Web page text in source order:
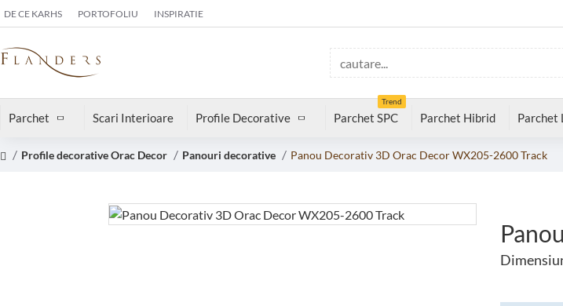
DE CE KARHS PORTOFOLIU INSPIRATIE
Parchet Scari Interioare Profile Decorative Parchet SPC
Trend
Parchet Hibrid Parchet
Profile decorative Orac Decor Panouri decorative Panou Decorativ 3D Orac Decor WX205-2600 Track